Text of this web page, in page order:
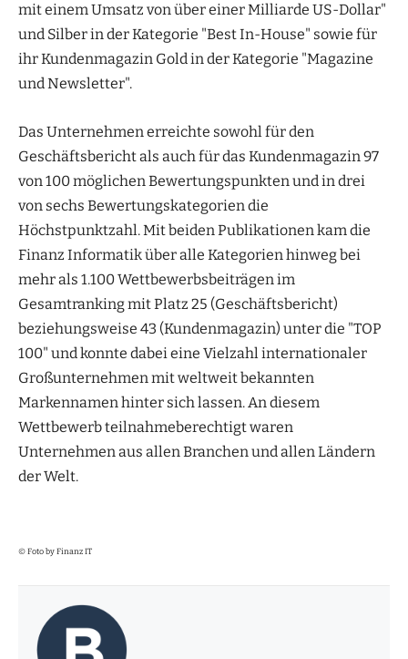
mit einem Umsatz von über einer Milliarde US-Dollar"
und Silber in der Kategorie "Best In-House" sowie für
ihr Kundenmagazin Gold in der Kategorie "Magazine
und Newsletter".
Das Unternehmen erreichte sowohl für den
Geschäftsbericht als auch für das Kundenmagazin 97
von 100 möglichen Bewertungspunkten und in drei
von sechs Bewertungskategorien die
Höchstpunktzahl. Mit beiden Publikationen kam die
Finanz Informatik über alle Kategorien hinweg bei
mehr als 1.100 Wettbewerbsbeiträgen im
Gesamtranking mit Platz 25 (Geschäftsbericht)
beziehungsweise 43 (Kundenmagazin) unter die "TOP
100" und konnte dabei eine Vielzahl internationaler
Großunternehmen mit weltweit bekannten
Markennamen hinter sich lassen. An diesem
Wettbewerb teilnahmeberechtigt waren
Unternehmen aus allen Branchen und allen Ländern
der Welt.
© Foto by Finanz IT